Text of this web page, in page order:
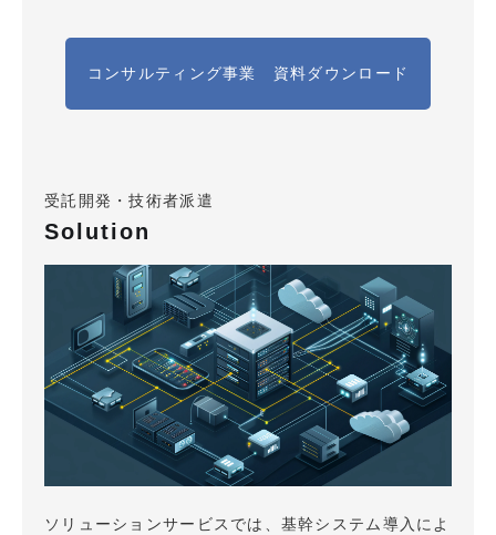
コンサルティング事業 資料ダウンロード
受託開発・技術者派遣
Solution
ソリューションサービスでは、基幹システム導入によ